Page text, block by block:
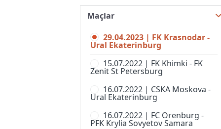
Uluslararası
Uluslararası Kulüpler
Turkiye
İngiltere
Almanya Amatör
Fransa
Süper Kupa
2. Liga, Division A
2. Liga, Division B, Grup 1
2. Liga, Division B, Grup 3
2. Liga, Division B, Grup 4
Premier Lig 26/27
Premier Lig 25/26
Premier Lig 24/25
Premier Lig 23/24
Premier Lig 21/22
Premier Lig 20/21
Maçlar
29.04.2023 | FK Krasnodar -
Ural Ekaterinburg
15.07.2022 | FK Khimki - FK
Zenit St Petersburg
16.07.2022 | CSKA Moskova -
Ural Ekaterinburg
16.07.2022 | FC Orenburg -
PFK Krylia Sovyetov Samara